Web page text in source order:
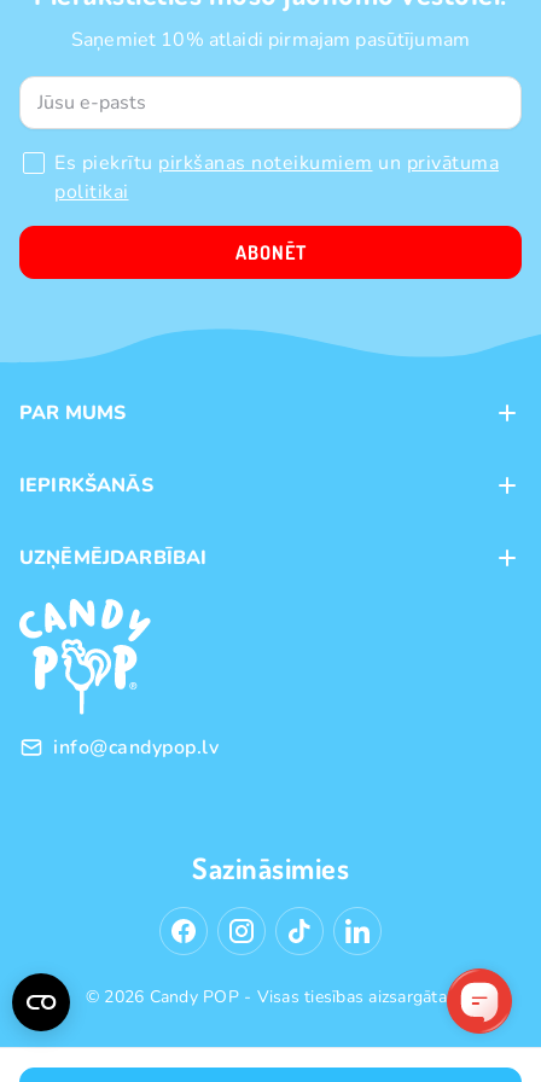
Saņemiet 10% atlaidi pirmajam pasūtījumam
Es piekrītu pirkšanas noteikumiem un privātuma
politikai
ABONĒT
PAR MUMS
Veikali
Preču zīmoli
IEPIRKŠANĀS
Piegāde
Pirkšanas noteikumi
Privātuma politika
UZŅĒMĒJDARBĪBAI
Franšīze
Vairumtirdzniecība
info@candypop.lv
Sazināsimies
© 2026 Candy POP - Visas tiesības aizsargātas